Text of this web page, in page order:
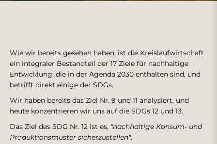
Wie wir bereits gesehen haben, ist die Kreislaufwirtschaft
ein integraler Bestandteil der 17 Ziele für nachhaltige
Entwicklung, die in der Agenda 2030 enthalten sind, und
betrifft direkt einige der SDGs.
Wir haben bereits das Ziel Nr. 9 und 11 analysiert, und
heute konzentrieren wir uns auf die SDGs 12 und 13.
Das Ziel des SDG Nr. 12 ist es, "nachhaltige Konsum- und
Produktionsmuster sicherzustellen".